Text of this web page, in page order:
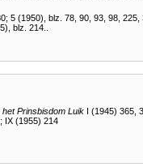
5 (1950), blz. 78, 90, 93, 98,
blz. 214..
Prinsbisdom Luik I (1945) 365,
IX (1955) 214